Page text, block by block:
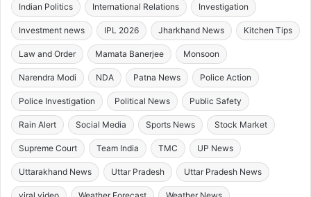
Indian Politics International Relations Investigation
Investment news IPL 2026 Jharkhand News Kitchen Tips
Law and Order Mamata Banerjee Monsoon
Narendra Modi NDA Patna News Police Action
Police Investigation Political News Public Safety
Rain Alert Social Media Sports News Stock Market
Supreme Court Team India TMC UP News
Uttarakhand News Uttar Pradesh Uttar Pradesh News
viral video Weather Forecast Weather News